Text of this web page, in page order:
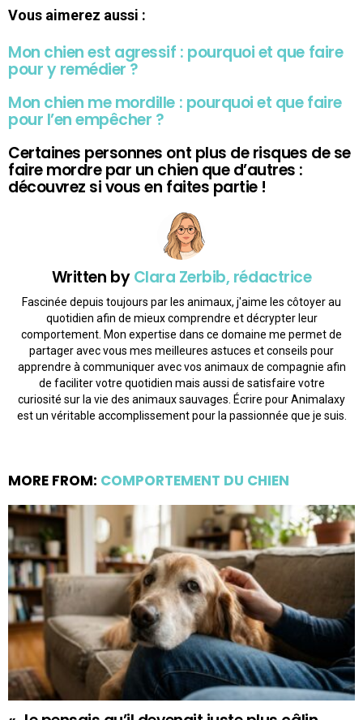
Vous aimerez aussi :
Mon chien est agressif : pourquoi et que faire
pour y remédier ?
Mon chien me mordille : pourquoi et que faire
pour l’en empêcher ?
Certaines personnes ont plus de risques de se
faire mordre par un chien que d’autres :
découvrez si vous en faites partie !
Written byClara Zerbib, rédactrice
Fascinée depuis toujours par les animaux, j'aime les côtoyer au
quotidien afin de mieux comprendre et décrypter leur
comportement. Mon expertise dans ce domaine me permet de
partager avec vous mes meilleures astuces et conseils pour
apprendre à communiquer avec vos animaux de compagnie afin
de faciliter votre quotidien mais aussi de satisfaire votre
curiosité sur la vie des animaux sauvages. Écrire pour Animalaxy
est un véritable accomplissement pour la passionnée que je suis.
MORE FROM: COMPORTEMENT DU CHIEN